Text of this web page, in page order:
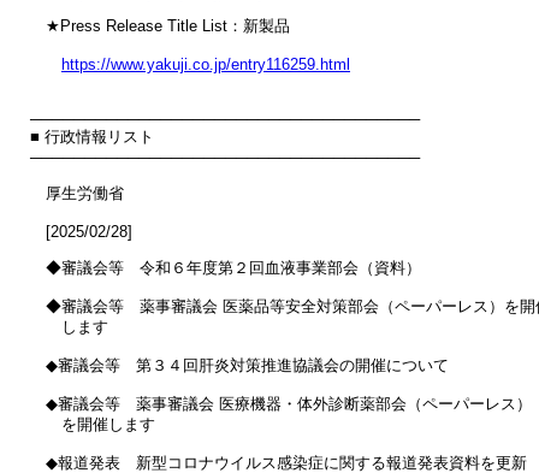
★Press Release Title List：新製品
https://www.yakuji.co.jp/entry116259.html
────────────────────────────────────
■ 行政情報リスト
────────────────────────────────────
厚生労働省
[2025/02/28]
◆審議会等　令和６年度第２回血液事業部会（資料）
◆審議会等　薬事審議会 医薬品等安全対策部会（ペーパーレス）を開
します
◆審議会等　第３４回肝炎対策推進協議会の開催について
◆審議会等　薬事審議会 医療機器・体外診断薬部会（ペーパーレス）
を開催します
◆報道発表　新型コロナウイルス感染症に関する報道発表資料を更新